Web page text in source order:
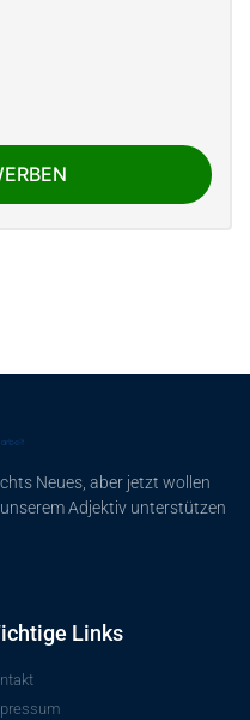
Neues, aber jetzt wollen
Adjektiv unterstützen
Links